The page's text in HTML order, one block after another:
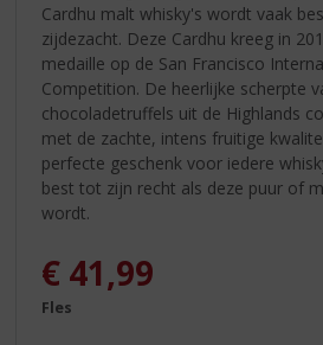
Cardhu malt whisky's wordt vaak
zijdezacht. Deze Cardhu kreeg in
medaille op de San Francisco
Competition. De heerlijke scherpte
chocoladetruffels uit de Highlands
met de zachte, intens fruitige
perfecte geschenk voor iedere
best tot zijn recht als deze puur of
wordt.
€ 41,99
Fles